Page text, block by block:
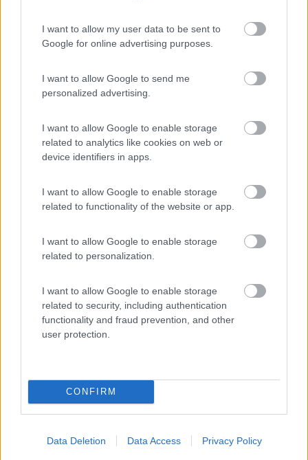
I want to allow my user data to be sent to
Google for online advertising purposes.
I want to allow Google to send me
personalized advertising.
I want to allow Google to enable storage
related to analytics like cookies on web or
device identifiers in apps.
I want to allow Google to enable storage
related to functionality of the website or app.
I want to allow Google to enable storage
related to personalization.
I want to allow Google to enable storage
related to security, including authentication
functionality and fraud prevention, and other
user protection.
CONFIRM
Data Deletion Data Access Privacy Policy
al parcheggio di via Perini, penso l’unico, è in salita e con lo
sbalzo che ho toccherei sicuramente con la coda: anche le
macchine dovevano fare attenzione, rallentando per non
tra l’altro nè comodissimo arrivarci né servito bene dai mezzi
pubblici per il centro.
Lorenzo
ex camionaro
Inserito il09/12/2023 alle:16:25:35
Impossibile parcheggiare all’Ikea: a parte la sbarra che chiude alle 20 e
riapre alle 10, ma questo sarebbe il meno… l’ ingresso al parcheggio di via
Perini, penso l’unico, è in salita e con lo sbalzo che ho toccherei
amico prima che cambiassero lo facevo parcheggiare alla
marina vicino aeroporto ha un Hymer grosso con patente C ma